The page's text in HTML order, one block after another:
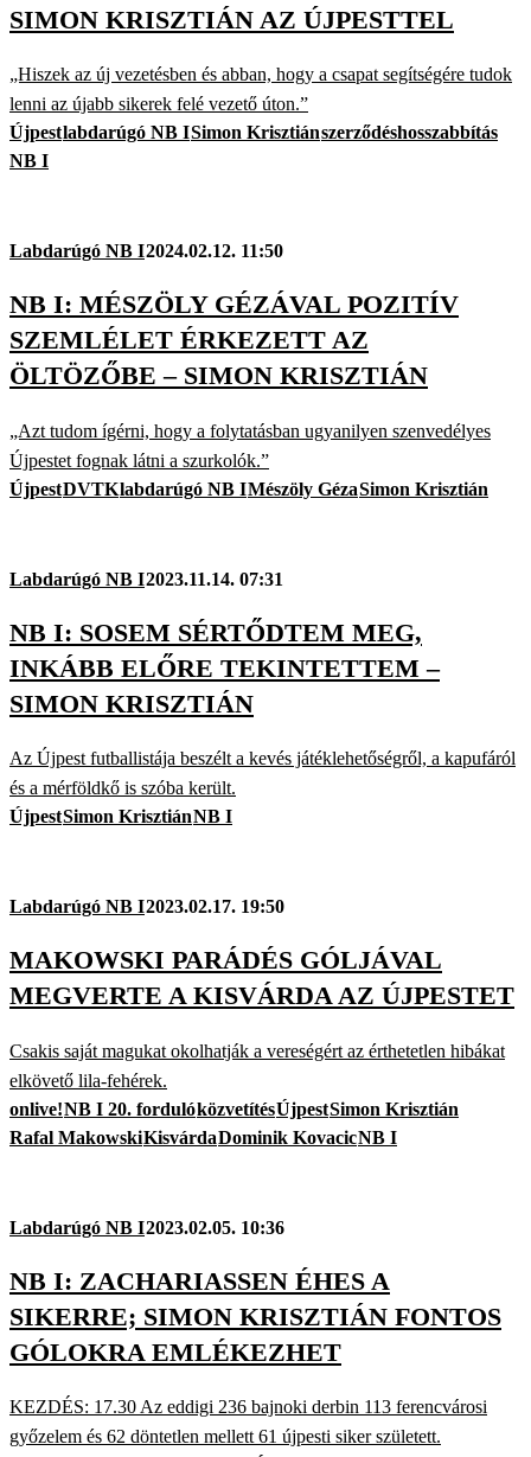
SIMON KRISZTIÁN AZ ÚJPESTTEL
„Hiszek az új vezetésben és abban, hogy a csapat segítségére tudok
lenni az újabb sikerek felé vezető úton.”
Újpestlabdarúgó NB ISimon Krisztiánszerződéshosszabbítás
NB I
Labdarúgó NB I2024.02.12. 11:50
NB I: MÉSZÖLY GÉZÁVAL POZITÍV
SZEMLÉLET ÉRKEZETT AZ
ÖLTÖZŐBE – SIMON KRISZTIÁN
„Azt tudom ígérni, hogy a folytatásban ugyanilyen szenvedélyes
Újpestet fognak látni a szurkolók.”
ÚjpestDVTKlabdarúgó NB IMészöly GézaSimon Krisztián
Labdarúgó NB I2023.11.14. 07:31
NB I: SOSEM SÉRTŐDTEM MEG,
INKÁBB ELŐRE TEKINTETTEM –
SIMON KRISZTIÁN
Az Újpest futballistája beszélt a kevés játéklehetőségről, a kapufáról
és a mérföldkő is szóba került.
ÚjpestSimon KrisztiánNB I
Labdarúgó NB I2023.02.17. 19:50
MAKOWSKI PARÁDÉS GÓLJÁVAL
MEGVERTE A KISVÁRDA AZ ÚJPESTET
Csakis saját magukat okolhatják a vereségért az érthetetlen hibákat
elkövető lila-fehérek.
onlive!NB I 20. fordulóközvetítésÚjpestSimon Krisztián
Rafal MakowskiKisvárdaDominik KovacicNB I
Labdarúgó NB I2023.02.05. 10:36
NB I: ZACHARIASSEN ÉHES A
SIKERRE; SIMON KRISZTIÁN FONTOS
GÓLOKRA EMLÉKEZHET
KEZDÉS: 17.30 Az eddigi 236 bajnoki derbin 113 ferencvárosi
győzelem és 62 döntetlen mellett 61 újpesti siker született.